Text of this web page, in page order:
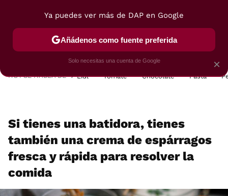
POSTRES VIAJES SELECCIÓN VEGUI
HOY SE HABLA DE Lidl Tomate Chocolate Pasta
Si tienes una batidora, tienes
también una crema de espárragos
fresca y rápida para resolver la
comida
×
Ya puedes ver más de DAP en Google
Añádenos como fuente preferida
Solo necesitas una cuenta de Google